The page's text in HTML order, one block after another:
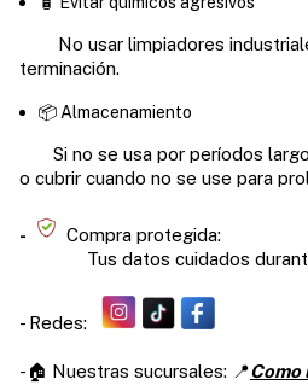
No usar limpiadores
terminación.
📦 Almacenamiento
Si no se usa por períodos
o cubrir cuando no se use para
-
Compra protegida:
Tus datos cuidados durante
- Redes:
-🏠 Nuestras sucursales: 📍Como